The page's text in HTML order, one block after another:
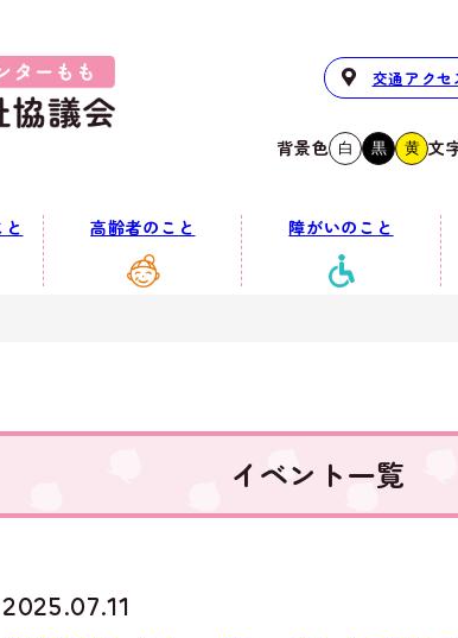
交通アクセ
背景色 白 黒 黄 文
高齢者のこと 障がいのこと
イベント一覧
2025.07.11